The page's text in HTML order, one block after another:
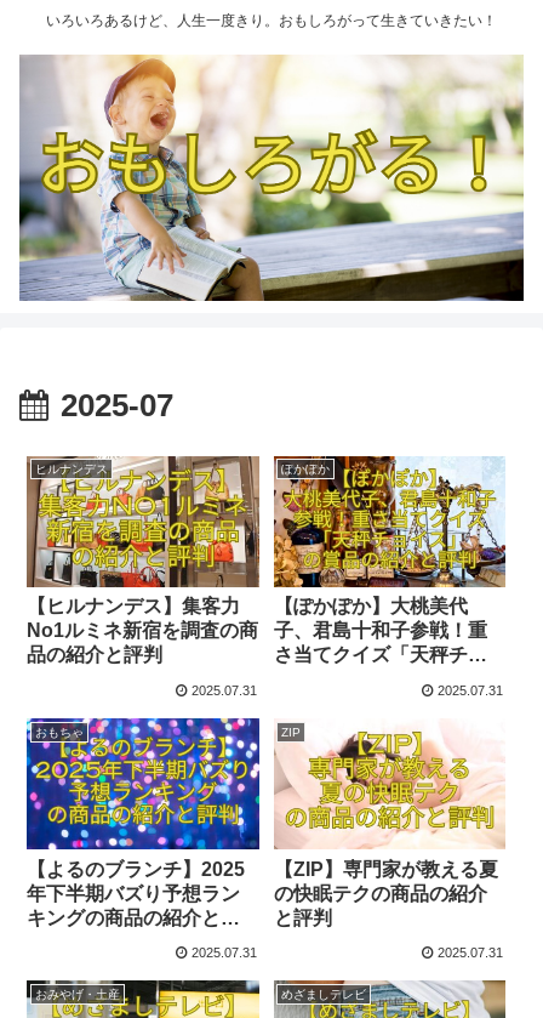
いろいろあるけど、人生一度きり。おもしろがって生きていきたい！
2025-07
ヒルナンデス
【ヒルナンデス】集客力
No1ルミネ新宿を調査の商
品の紹介と評判
2025.07.31
ぽかぽか
【ぽかぽか】大桃美代
子、君島十和子参戦！重
さ当てクイズ「天秤チョ
2025.07.31
おもちゃ
【よるのブランチ】2025
年下半期バズり予想ラン
キングの商品の紹介と評
2025.07.31
ZIP
【ZIP】専門家が教える夏
の快眠テクの商品の紹介
と評判
2025.07.31
おみやげ・土産 めざましテレビ